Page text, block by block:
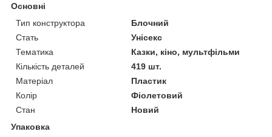
Основні
Тип конструктора
Блочний
Стать
Унісекс
Тематика
Казки, кіно, мультфільми
Кількість деталей
419 шт.
Матеріал
Пластик
Колір
Фіолетовий
Стан
Новий
Упаковка